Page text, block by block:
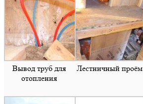
Вывод труб для
отопления
Лестничный проём